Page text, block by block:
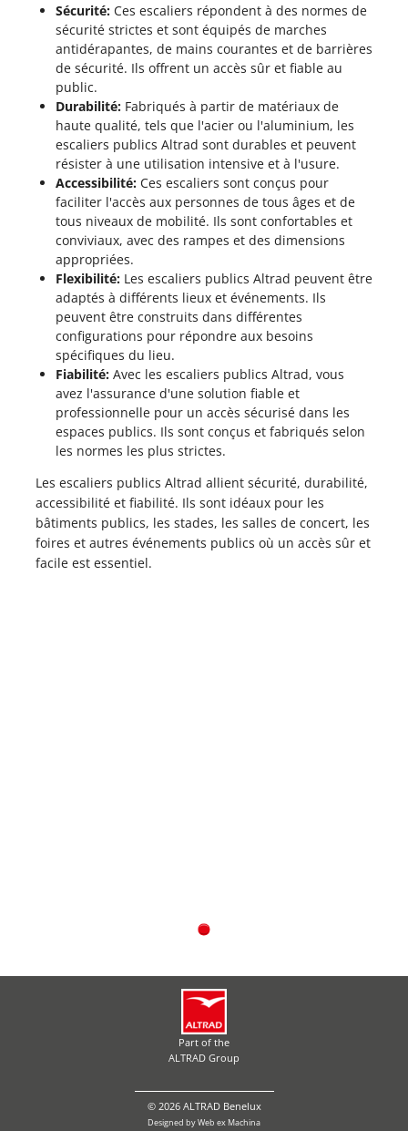
Sécurité:Ces escaliers répondent à des normes de
sécurité strictes et sont équipés de marches
antidérapantes, de mains courantes et de barrières
de sécurité. Ils offrent un accès sûr et fiable au
public.
Durabilité:Fabriqués à partir de matériaux de
haute qualité, tels que l'acier ou l'aluminium, les
escaliers publics Altrad sont durables et peuvent
résister à une utilisation intensive et à l'usure.
Accessibilité:Ces escaliers sont conçus pour
faciliter l'accès aux personnes de tous âges et de
tous niveaux de mobilité. Ils sont confortables et
conviviaux, avec des rampes et des dimensions
appropriées.
Flexibilité:Les escaliers publics Altrad peuvent être
adaptés à différents lieux et événements. Ils
peuvent être construits dans différentes
configurations pour répondre aux besoins
spécifiques du lieu.
Fiabilité:Avec les escaliers publics Altrad, vous
avez l'assurance d'une solution fiable et
professionnelle pour un accès sécurisé dans les
espaces publics. Ils sont conçus et fabriqués selon
les normes les plus strictes.
Les escaliers publics Altrad allient sécurité, durabilité,
accessibilité et fiabilité. Ils sont idéaux pour les
bâtiments publics, les stades, les salles de concert, les
foires et autres événements publics où un accès sûr et
facile est essentiel.
Part of the
ALTRAD Group
© 2026 ALTRAD Benelux
Designed byWeb ex Machina